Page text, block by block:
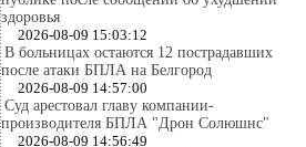
здоровья
2026-08-09 15:03:12
В больницах остаются 12 пострадавших
после атаки БПЛА на Белгород
2026-08-09 14:57:00
Суд арестовал главу компании-
производителя БПЛА "Дрон Солюшнс"
2026-08-09 14:56:49